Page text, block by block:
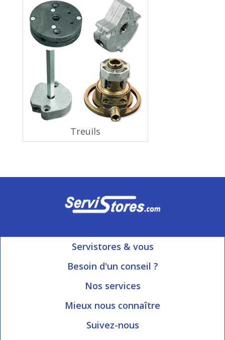
Treuils
Servistores & vous
Mon compte
Besoin d'un conseil ?
Ouvert du Lundi au Vendredi
Nos services
Informations livraison
Blog Servistores
Mieux nous connaître
Qui sommes-nous?
Suivez-nous